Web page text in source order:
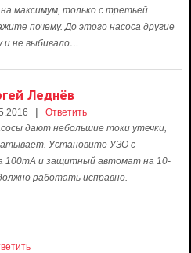
максимум, только с третьей
почему. До этого насоса другие
и не выбивало…
Леднёв
|
Ответить
дают небольшие токи утечки,
Установите УЗО с
100mA и защитный автомат на 10-
работать исправно.